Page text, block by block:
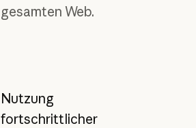
gesamten Web.
Nutzung
fortschrittlicher